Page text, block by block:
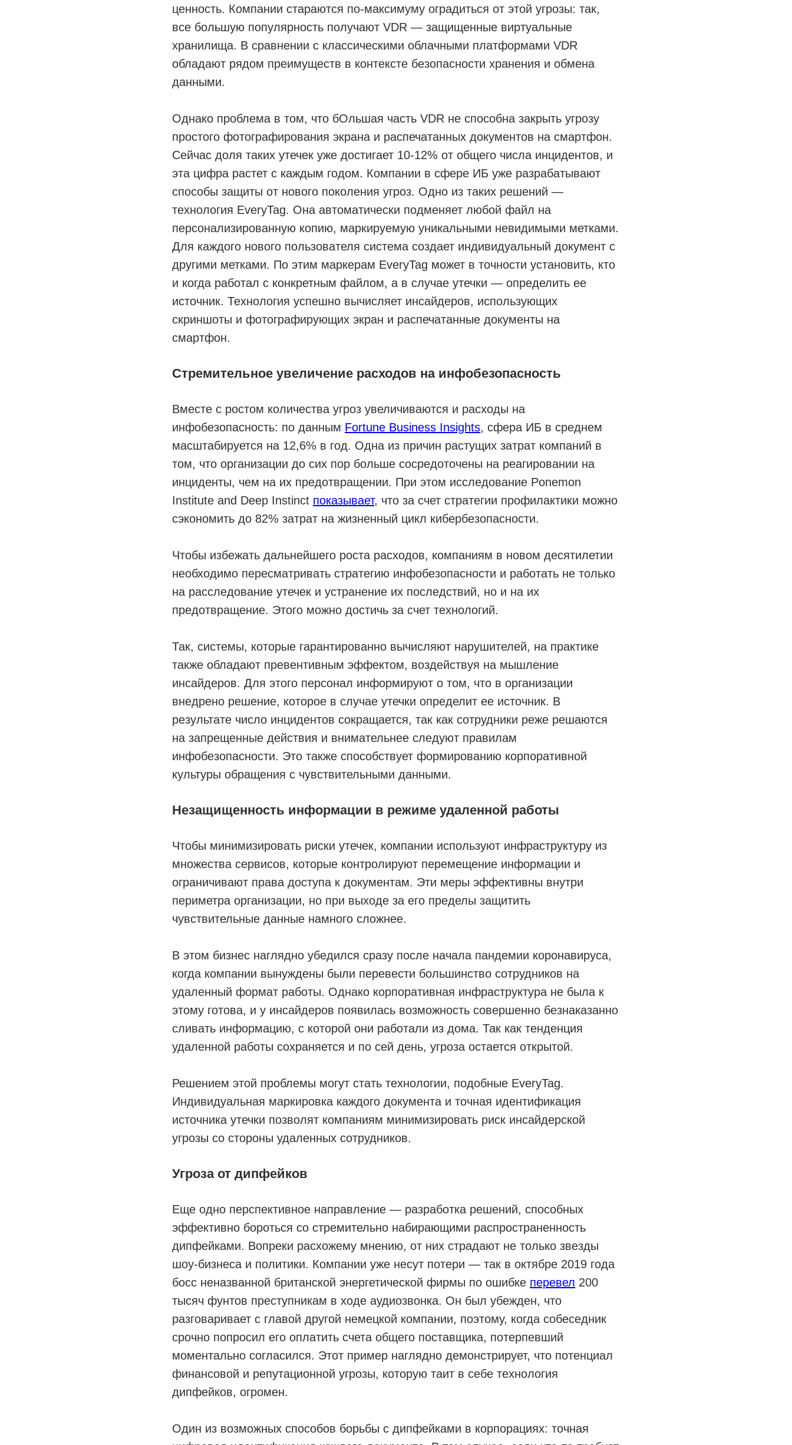
ценность. Компании стараются по-максимуму оградиться от этой угрозы: так,
все большую популярность получают VDR — защищенные виртуальные
хранилища. В сравнении с классическими облачными платформами VDR
обладают рядом преимуществ в контексте безопасности хранения и обмена
данными.
Однако проблема в том, что бОльшая часть VDR не способна закрыть угрозу
простого фотографирования экрана и распечатанных документов на смартфон.
Сейчас доля таких утечек уже достигает 10-12% от общего числа инцидентов, и
эта цифра растет с каждым годом. Компании в сфере ИБ уже разрабатывают
способы защиты от нового поколения угроз. Одно из таких решений —
технология EveryTag. Она автоматически подменяет любой файл на
персонализированную копию, маркируемую уникальными невидимыми метками.
Для каждого нового пользователя система создает индивидуальный документ с
другими метками. По этим маркерам EveryTag может в точности установить, кто
и когда работал с конкретным файлом, а в случае утечки — определить ее
источник. Технология успешно вычисляет инсайдеров, использующих
скриншоты и фотографирующих экран и распечатанные документы на
смартфон.
Стремительное увеличение расходов на инфобезопасность
Вместе с ростом количества угроз увеличиваются и расходы на
инфобезопасность: по данным Fortune Business Insights, сфера ИБ в среднем
масштабируется на 12,6% в год. Одна из причин растущих затрат компаний в
том, что организации до сих пор больше сосредоточены на реагировании на
инциденты, чем на их предотвращении. При этом исследование Ponemon
Institute and Deep Instinct показывает, что за счет стратегии профилактики можно
сэкономить до 82% затрат на жизненный цикл кибербезопасности.
Чтобы избежать дальнейшего роста расходов, компаниям в новом десятилетии
необходимо пересматривать стратегию инфобезопасности и работать не только
на расследование утечек и устранение их последствий, но и на их
предотвращение. Этого можно достичь за счет технологий.
Так, системы, которые гарантированно вычисляют нарушителей, на практике
также обладают превентивным эффектом, воздействуя на мышление
инсайдеров. Для этого персонал информируют о том, что в организации
внедрено решение, которое в случае утечки определит ее источник. В
результате число инцидентов сокращается, так как сотрудники реже решаются
на запрещенные действия и внимательнее следуют правилам
инфобезопасности. Это также способствует формированию корпоративной
культуры обращения с чувствительными данными.
Незащищенность информации в режиме удаленной работы
Чтобы минимизировать риски утечек, компании используют инфраструктуру из
множества сервисов, которые контролируют перемещение информации и
ограничивают права доступа к документам. Эти меры эффективны внутри
периметра организации, но при выходе за его пределы защитить
чувствительные данные намного сложнее.
В этом бизнес наглядно убедился сразу после начала пандемии коронавируса,
когда компании вынуждены были перевести большинство сотрудников на
удаленный формат работы. Однако корпоративная инфраструктура не была к
этому готова, и у инсайдеров появилась возможность совершенно безнаказанно
сливать информацию, с которой они работали из дома. Так как тенденция
удаленной работы сохраняется и по сей день, угроза остается открытой.
Решением этой проблемы могут стать технологии, подобные EveryTag.
Индивидуальная маркировка каждого документа и точная идентификация
источника утечки позволят компаниям минимизировать риск инсайдерской
угрозы со стороны удаленных сотрудников.
Угроза от дипфейков
Еще одно перспективное направление — разработка решений, способных
эффективно бороться со стремительно набирающими распространенность
дипфейками. Вопреки расхожему мнению, от них страдают не только звезды
шоу-бизнеса и политики. Компании уже несут потери — так в октябре 2019 года
босс неназванной британской энергетической фирмы по ошибке перевел 200
тысяч фунтов преступникам в ходе аудиозвонка. Он был убежден, что
разговаривает с главой другой немецкой компании, поэтому, когда собеседник
срочно попросил его оплатить счета общего поставщика, потерпевший
моментально согласился. Этот пример наглядно демонстрирует, что потенциал
финансовой и репутационной угрозы, которую таит в себе технология
дипфейков, огромен.
Один из возможных способов борьбы с дипфейками в корпорациях: точная